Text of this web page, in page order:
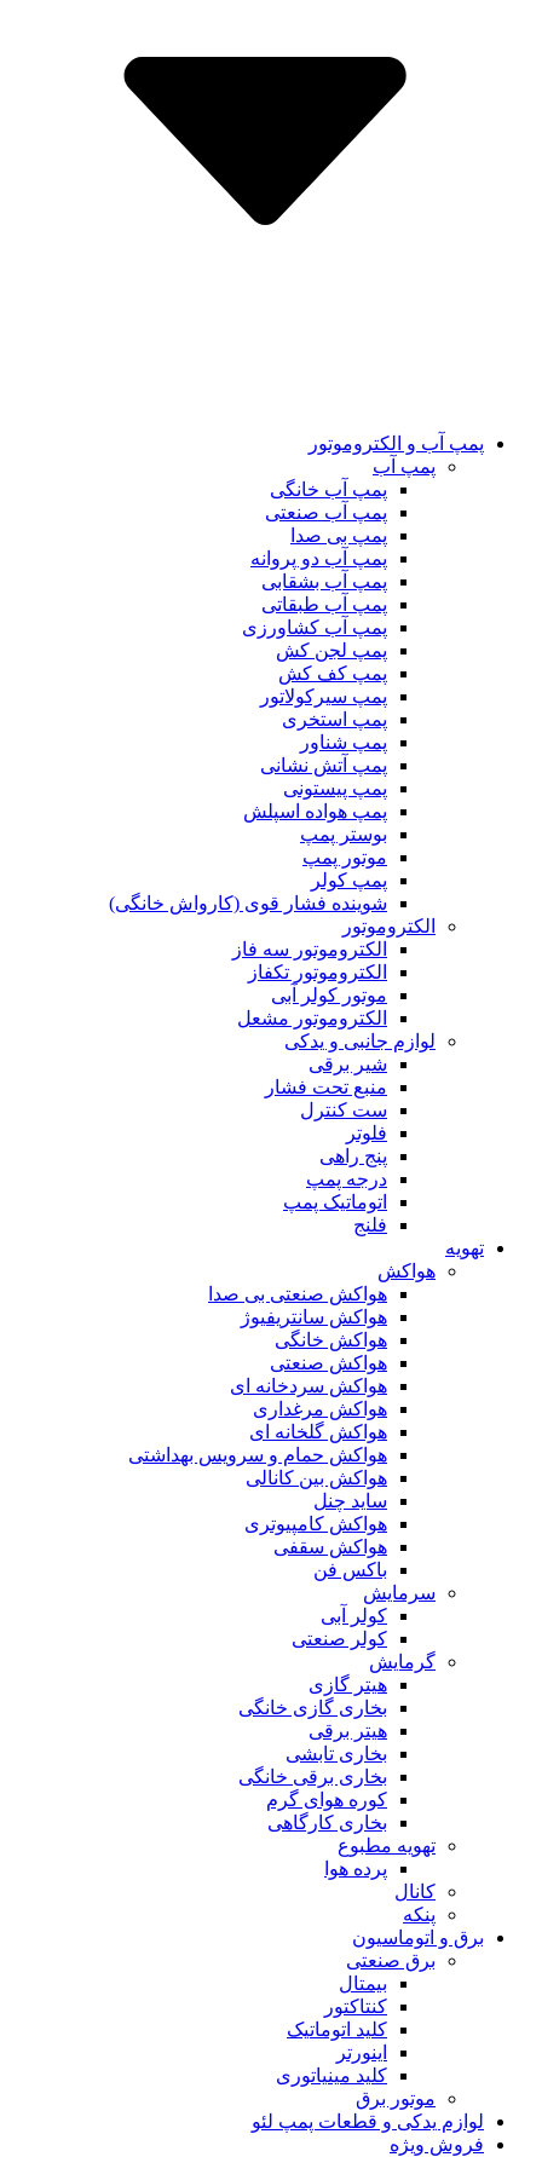
پمپ آب و الکتروموتور
پمپ آب
پمپ آب خانگی
پمپ آب صنعتی
پمپ بی صدا
پمپ آب دو پروانه
پمپ آب بشقابی
پمپ آب طبقاتی
پمپ آب کشاورزی
پمپ لجن کش
پمپ کف کش
پمپ سیرکولاتور
پمپ استخری
پمپ شناور
پمپ آتش نشانی
پمپ پیستونی
پمپ هواده اسپلش
بوستر پمپ
موتور پمپ
پمپ کولر
شوینده فشار قوی (کارواش خانگی)
الکتروموتور
الکتروموتور سه فاز
الکتروموتور تکفاز
موتور کولر آبی
الکتروموتور مشعل
لوازم جانبی و یدکی
شیر برقی
منبع تحت فشار
ست کنترل
فلوتر
پنج راهی
درجه پمپ
اتوماتیک پمپ
فلنج
تهویه
هواکش
هواکش صنعتی بی صدا
هواکش سانتریفیوژ
هواکش خانگی
هواکش صنعتی
هواکش سردخانه ای
هواکش مرغداری
هواکش گلخانه ای
هواکش حمام و سرویس بهداشتی
هواکش بین کانالی
ساید چنل
هواکش کامپیوتری
هواکش سقفی
باکس فن
سرمایش
کولر آبی
کولر صنعتی
گرمایش
هیتر گازی
بخاری گازی خانگی
هیتر برقی
بخاری تابشی
بخاری برقی خانگی
کوره هوای گرم
بخاری کارگاهی
تهویه مطبوع
پرده هوا
کانال
پنکه
برق و اتوماسیون
برق صنعتی
بیمتال
کنتاکتور
کلید اتوماتیک
اینورتر
کلید مینیاتوری
موتور برق
لوازم یدکی و قطعات پمپ لئو
فروش ویژه